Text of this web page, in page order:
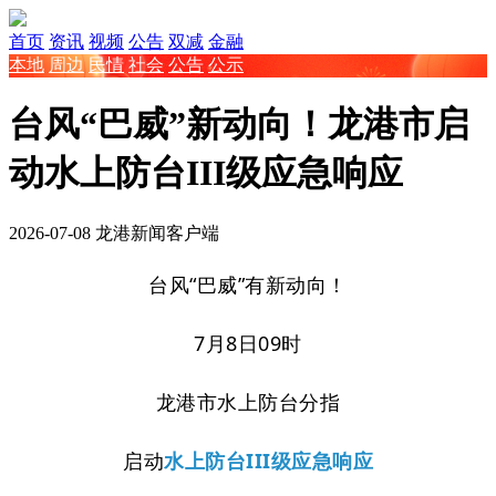
首页 资讯 视频 公告 双减 金融
本地 周边 民情 社会 公告 公示
台风“巴威”新动向！龙港市启
动水上防台III级应急响应
2026-07-08 龙港新闻客户端
台风“巴威”有新动向！
7月8日09时
龙港市水上防台分指
启动水上防台III级应急响应